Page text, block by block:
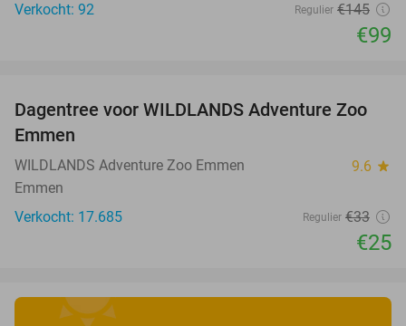
Verkocht: 92
Regulier €145
€99
24%
Dagentree voor WILDLANDS Adventure Zoo
Emmen
WILDLANDS Adventure Zoo Emmen 9.6 star
Emmen
Verkocht: 17.685
Regulier €33
€25